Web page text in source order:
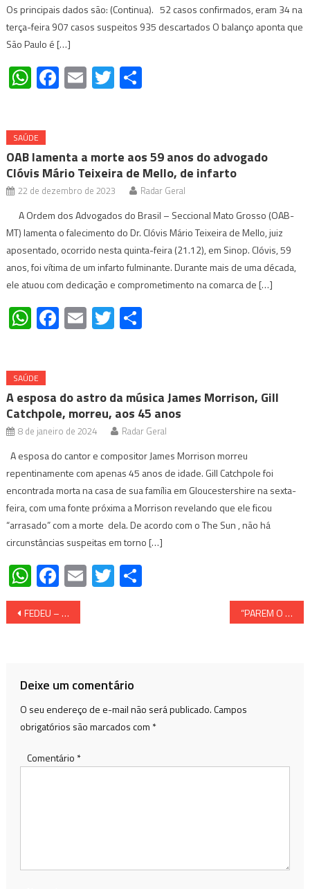
Os principais dados são: (Continua). 52 casos confirmados, eram 34 na
terça-feira 907 casos suspeitos 935 descartados O balanço aponta que
São Paulo é […]
WhatsApp
Facebook
EmailTwitter
SAÚDE
OAB lamenta a morte aos 59 anos do advogado
Clóvis Mário Teixeira de Mello, de infarto
22 de dezembro de 2023 Radar Geral
A Ordem dos Advogados do Brasil – Seccional Mato Grosso (OAB-
MT) lamenta o falecimento do Dr. Clóvis Mário Teixeira de Mello, juiz
aposentado, ocorrido nesta quinta-feira (21.12), em Sinop. Clóvis, 59
anos, foi vítima de um infarto fulminante. Durante mais de uma década,
ele atuou com dedicação e comprometimento na comarca de […]
WhatsApp
Facebook
EmailTwitter
SAÚDE
A esposa do astro da música James Morrison, Gill
Catchpole, morreu, aos 45 anos
8 de janeiro de 2024 Radar Geral
A esposa do cantor e compositor James Morrison morreu
repentinamente com apenas 45 anos de idade. Gill Catchpole foi
encontrada morta na casa de sua família em Gloucestershire na sexta-
feira, com uma fonte próxima a Morrison revelando que ele ficou
“arrasado” com a morte dela. De acordo com o The Sun , não há
circunstâncias suspeitas em torno […]
WhatsApp
Facebook
EmailTwitter
Navegação
FEDEU – deputados propõem referendo para separação do Texas da União; outros estados podem aderir; Constituição prevê separação já que os estados se integraram a União em forma de “Contrato”; caso referendo seja aceito pela população, Texas passaria a ser um país dentro dos EUA; toda essa possível destruição da maior potência do planeta causada por uma eleição onde até milhares mortos teriam votado, fora outras denúncias de ingerência de outros países, softwars “contaminados” e testemunhas juramentadas de centenas de fraudes, conforme denúncias – Vídeo “PAREM O ROUBO ” – General Michael Flynn fala publicamente perante multidão; “Nós, o povo, é quem decidiremos quem será próximo presidente dos Estados Unidos da América”, disse ainda
Deixe um comentário
O seu endereço de e-mail não será publicado.Campos
obrigatórios são marcados com *
Comentário *